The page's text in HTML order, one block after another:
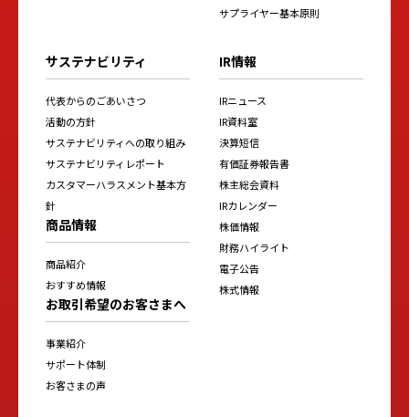
サプライヤー基本原則
サステナビリティ
代表からのごあいさつ
活動の方針
サステナビリティへの取り組み
サステナビリティレポート
カスタマーハラスメント基本方
針
商品情報
商品紹介
おすすめ情報
お取引希望のお客さまへ
事業紹介
サポート体制
お客さまの声
IR情報
IRニュース
IR資料室
決算短信
有価証券報告書
株主総会資料
IRカレンダー
株価情報
財務ハイライト
電子公告
株式情報